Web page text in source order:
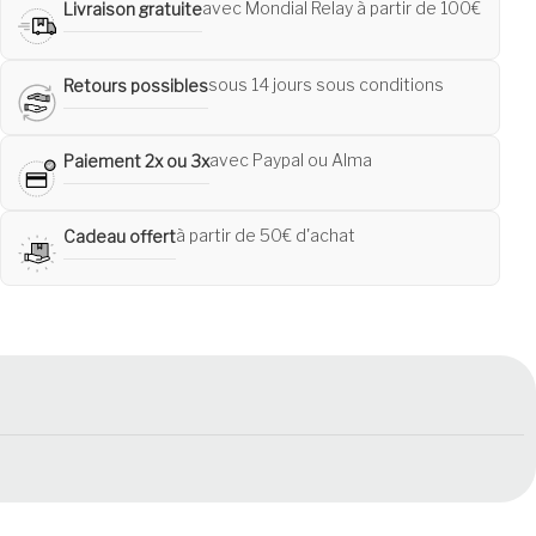
Livraison gratuiteavec Mondial Relay à partir de 100€
Retours possiblessous 14 jours sous conditions
Paiement 2x ou 3xavec Paypal ou Alma
Cadeau offertà partir de 50€ d'achat